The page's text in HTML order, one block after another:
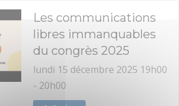
Les communications
libres immanquables
du congrès 2025
lundi 15 décembre 2025 19h00
- 20h00